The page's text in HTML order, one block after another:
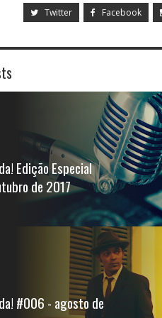
Twitter Facebook
Edição Especial
de 2017
especial da BLUEZinada!: em
ao dia do podcast fizemos
#006 - agosto de